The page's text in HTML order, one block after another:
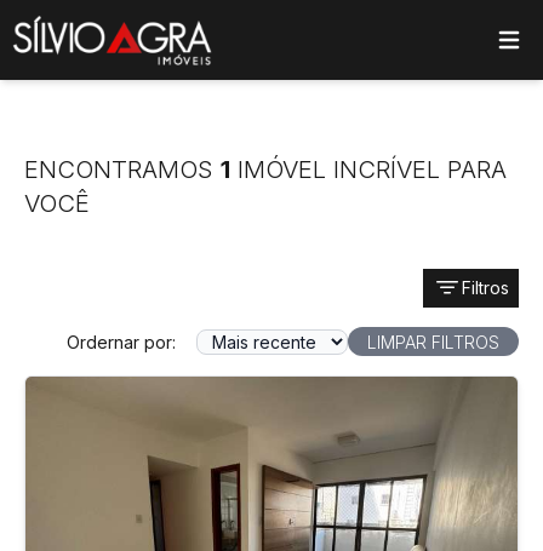
main menu
ENCONTRAMOS 1 IMÓVEL INCRÍVEL PARA
VOCÊ
Filtros
Ordernar por: LIMPAR FILTROS